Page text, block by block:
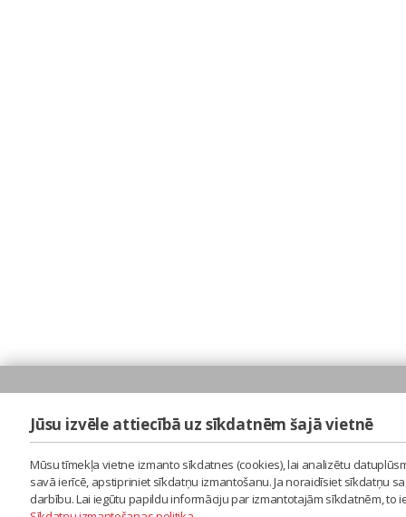
Jūsu izvēle attiecībā uz sīkdatnēm šajā vietnē
Mūsu tīmekļa vietne izmanto sīkdatnes (cookies), lai analizētu
savā ierīcē, apstipriniet sīkdatņu izmantošanu. Ja noraidīsiet sīkdatņu
darbību. Lai iegūtu papildu informāciju par izmantotajām sīkdatnēm,